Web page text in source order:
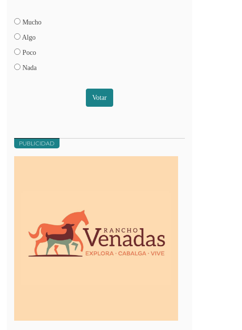
Mucho
Algo
Poco
Nada
Votar
PUBLICIDAD